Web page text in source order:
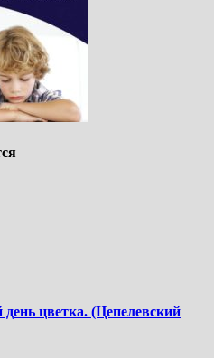
цветка. (Цепелевский